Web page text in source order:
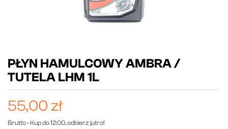
PŁYN HAMULCOWY AMBRA /
TUTELA LHM 1L
55,00 zł
Brutto- Kup do 12:00, odbierz jutro!